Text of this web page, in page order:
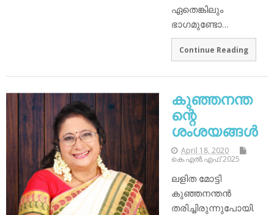
ഏതെങ്കിലും
ഭാഗമുണ്ടോ…
Continue Reading
കുഞ്ഞനന്ത
ന്റെ
ശംശയങ്ങള്‍
April 18, 2020
കെ.എല്‍.എഫ് 2025
ലളിത മോട്ടി
കുഞ്ഞനന്തന്‍
തരിച്ചിരുന്നുപോയി.